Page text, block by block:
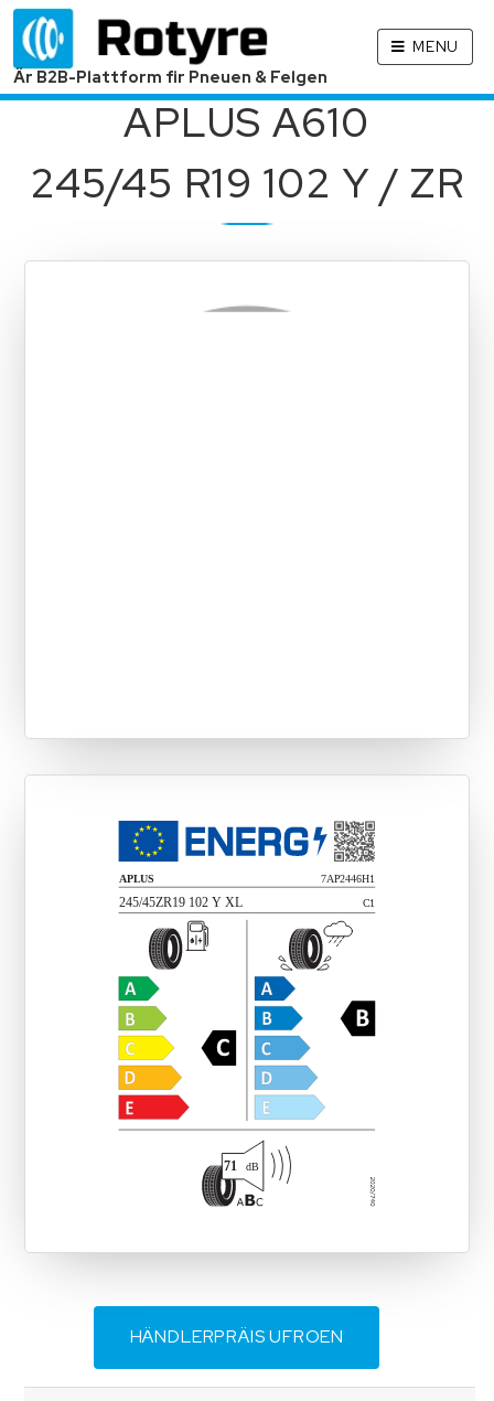
Är B2B-Plattform fir Pneuen & Felgen
MENU
APLUS A610
245/45 R19 102 Y / ZR
HÄNDLERPRÄIS UFROEN